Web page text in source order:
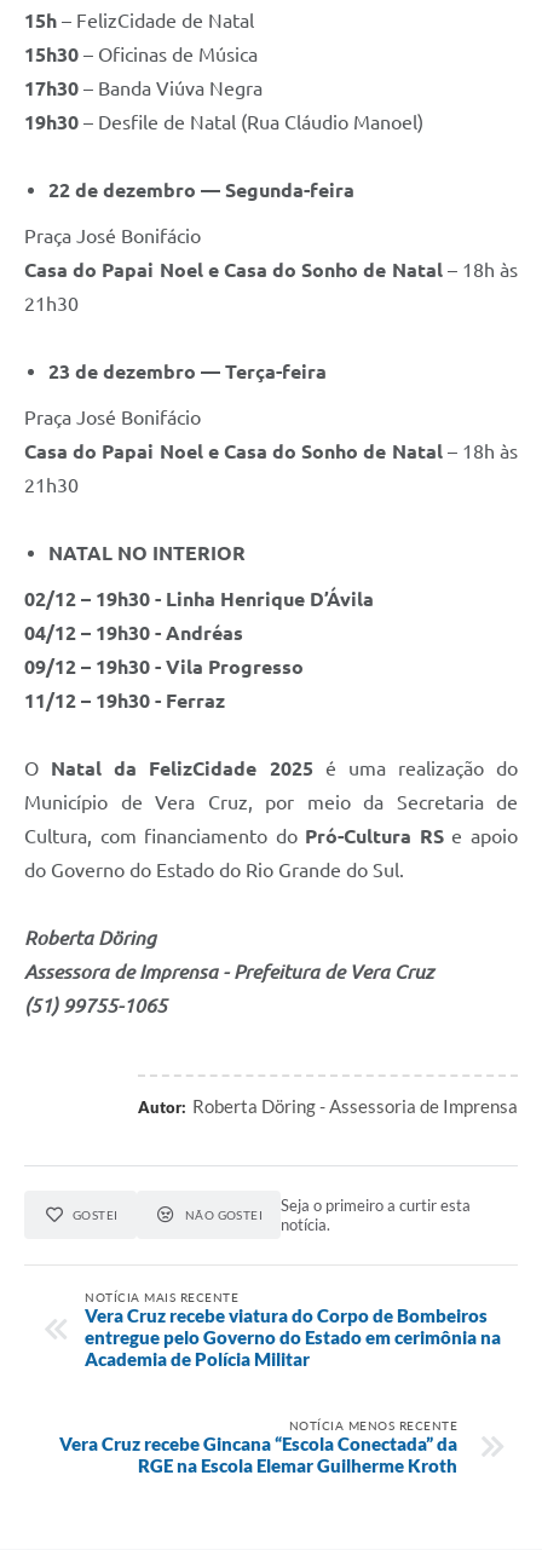
15h – FelizCidade de Natal
15h30 – Oficinas de Música
17h30 – Banda Viúva Negra
19h30 – Desfile de Natal (Rua Cláudio Manoel)
22 de dezembro — Segunda-feira
Praça José Bonifácio
Casa do Papai Noel e Casa do Sonho de Natal– 18h às
21h30
23 de dezembro — Terça-feira
Praça José Bonifácio
Casa do Papai Noel e Casa do Sonho de Natal– 18h às
21h30
NATAL NO INTERIOR
02/12 – 19h30 - Linha Henrique D’Ávila
04/12 – 19h30 - Andréas
09/12 – 19h30 - Vila Progresso
11/12 – 19h30 - Ferraz
O Natal da FelizCidade 2025 é uma realização do
Município de Vera Cruz, por meio da Secretaria de
Cultura, com financiamento do Pró-Cultura RSe apoio
do Governo do Estado do Rio Grande do Sul.
Roberta Döring
Assessora de Imprensa - Prefeitura de Vera Cruz
(51) 99755-1065
Autor: Roberta Döring - Assessoria de Imprensa
GOSTEI NÃO GOSTEI
Seja o primeiro a curtir esta
notícia.
NOTÍCIA MAIS RECENTE
Vera Cruz recebe viatura do Corpo de Bombeiros
entregue pelo Governo do Estado em cerimônia na
Academia de Polícia Militar
NOTÍCIA MENOS RECENTE
Vera Cruz recebe Gincana “Escola Conectada” da
RGE na Escola Elemar Guilherme Kroth